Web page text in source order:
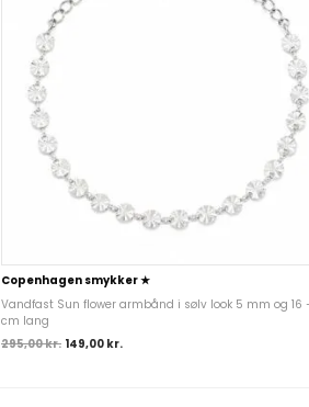
Copenhagen smykker ★
Vandfast Sun flower armbånd i sølv look 5 mm og 16
cm lang
295,00kr. 149,00 kr.